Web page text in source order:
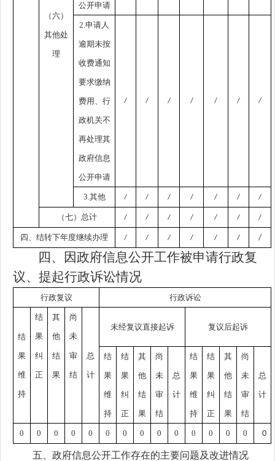
（六）
其他处
理
公开申请
2.申请人
逾期未按
收费通知
要求缴纳
费用、行
政机关不
再处理其
政府信息
公开申请
/ / / / / / /
3.其他 / / / / / / /
（七）总计 / / / / / / /
四、结转下年度继续办理 / / / / / / /
四、因政府信息公开工作被申请行政复
议、提起行政诉讼情况
行政复议 行政诉讼
结
果
维
持
结
果
其
他
尚
未
总
计
未经复议直接起诉 复议后起诉
纠
正
结
果
审
结
结
果
结
果
其
他
尚
未 总
计
结
果
结
果
其
他
尚
未 总
计
维
持
纠
正
结
果
审
结
维
持
纠
正
结
果
审
结
0 0 0 0 0 0 0 0 0 0 0 0 0 0 0
五、政府信息公开工作存在的主要问题及改进情况